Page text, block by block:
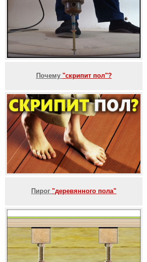
Почему "скрипит пол"?
Пирог "деревянного пола"